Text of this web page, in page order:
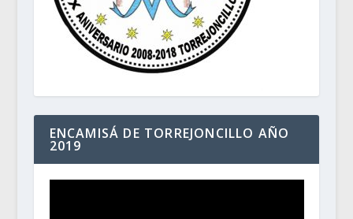
ENCAMISÁ DE TORREJONCILLO AÑO
2019